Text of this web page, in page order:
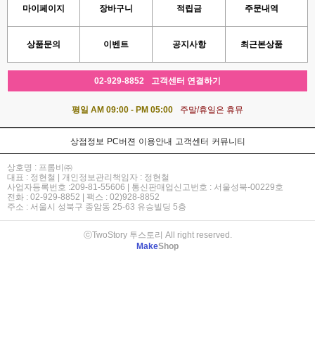
마이페이지 장바구니 적립금 주문내역
상품문의 이벤트 공지사항 최근본상품
02-929-8852 고객센터 연결하기
평일 AM 09:00 - PM 05:00 주말/휴일은 휴뮤
상점정보 PC버젼 이용안내 고객센터 커뮤니티
상호명 : 프롬비㈜
대표 : 정현철 | 개인정보관리책임자 : 정현철
사업자등록번호 :209-81-55606 | 통신판매업신고번호 : 서울성북-00229호
전화 : 02-929-8852 | 팩스 : 02)928-8852
주소 : 서울시 성북구 종암동 25-63 유승빌딩 5층
ⓒTwoStory 투스토리 All right reserved.
MakeShop